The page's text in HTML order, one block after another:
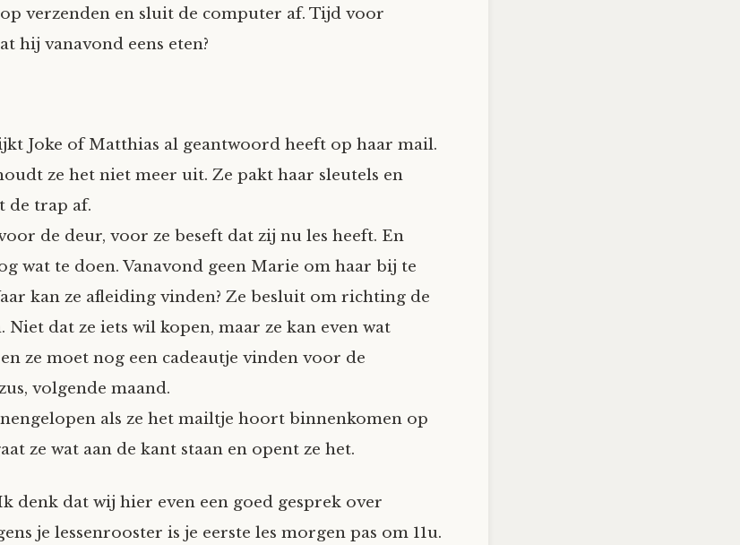
verzenden en sluit de computer af. Tijd voor
hij vanavond eens eten?
Joke of Matthias al geantwoord heeft op haar mail.
ze het niet meer uit. Ze pakt haar sleutels en
de trap af.
de deur, voor ze beseft dat zij nu les heeft. En
wat te doen. Vanavond geen Marie om haar bij te
kan ze afleiding vinden? Ze besluit om richting de
dat ze iets wil kopen, maar ze kan even wat
ze moet nog een cadeautje vinden voor de
volgende maand.
als ze het mailtje hoort binnenkomen op
ze wat aan de kant staan en opent ze het.
denk dat wij hier even een goed gesprek over
je lessenrooster is je eerste les morgen pas om 11u.